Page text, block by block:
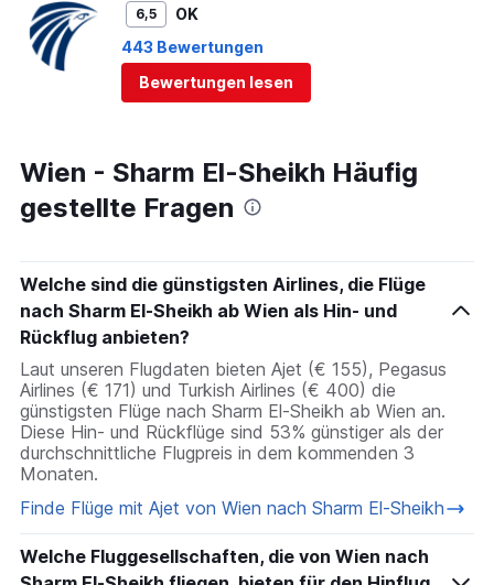
6,5
OK
443 Bewertungen
Bewertungen lesen
Wien - Sharm El-Sheikh Häufig
gestellte Fragen
Welche sind die günstigsten Airlines, die Flüge
nach Sharm El-Sheikh ab Wien als Hin- und
Rückflug anbieten?
Laut unseren Flugdaten bieten Ajet (€ 155), Pegasus
Airlines (€ 171) und Turkish Airlines (€ 400) die
günstigsten Flüge nach Sharm El-Sheikh ab Wien an.
Diese Hin- und Rückflüge sind 53% günstiger als der
durchschnittliche Flugpreis in dem kommenden 3
Monaten.
Finde Flüge mit Ajet von Wien nach Sharm El-Sheikh
Welche Fluggesellschaften, die von Wien nach